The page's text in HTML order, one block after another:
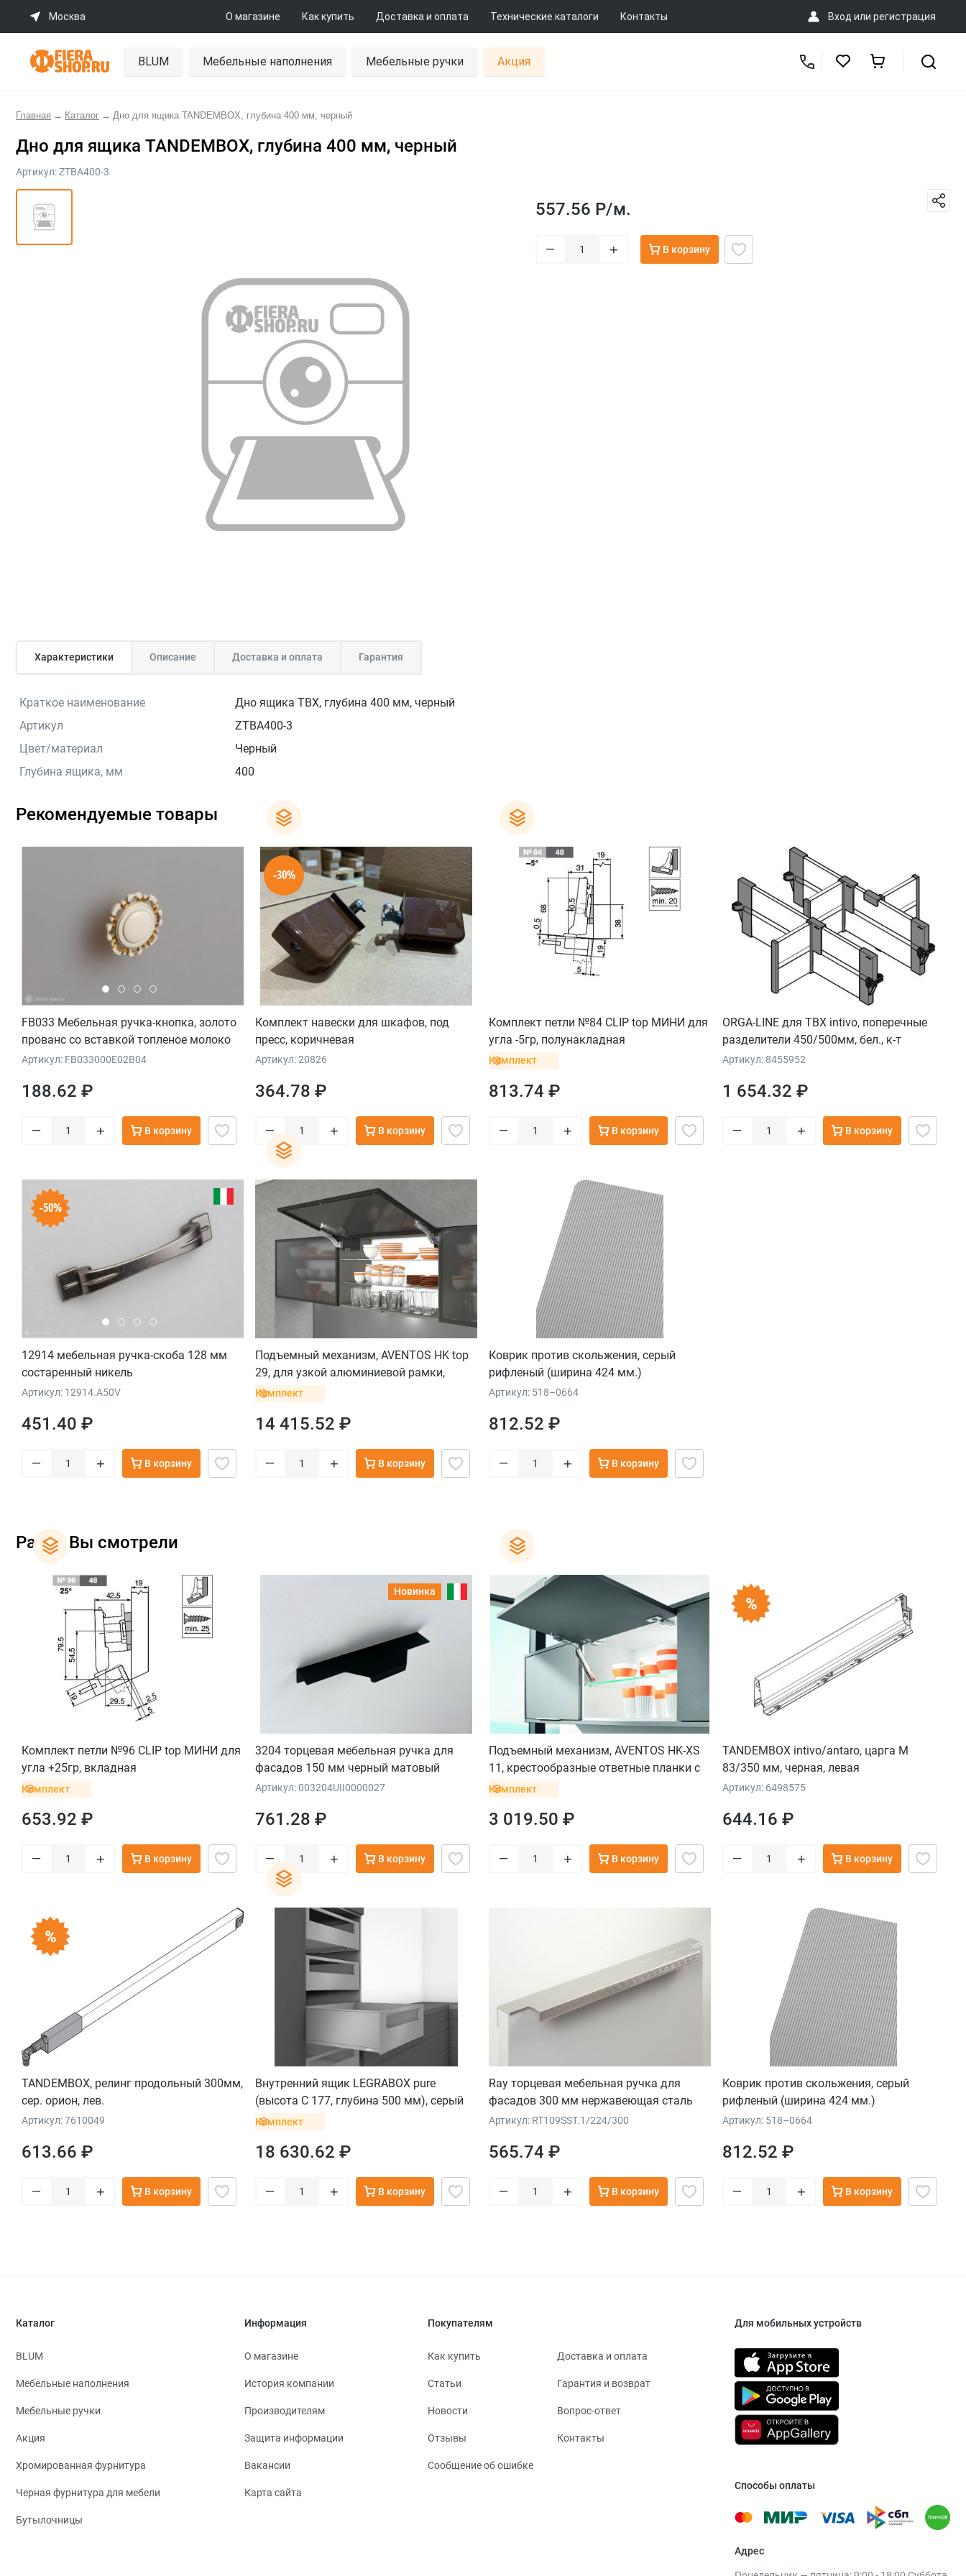
Москва О магазине Как купить Доставка и оплата Технические каталоги Контакты Вход или регистрация
BLUM Мебельные наполнения Мебельные ручки Акция
Главная → Каталог → Дно для ящика TANDEMBOX, глубина 400 мм, черный
Дно для ящика TANDEMBOX, глубина 400 мм, черный
Артикул:ZTBA400-3
557.56 Р/м.
– + В корзину
Характеристики Описание Доставка и оплата Гарантия
Краткое наименование
Дно ящика TBX, глубина 400 мм, черный
Артикул
ZTBA400-3
Цвет/материал
Черный
Глубина ящика, мм
400
Рекомендуемые товары
FB033 Мебельная ручка-кнопка, золото
прованс со вставкой топленое молоко
Артикул: FB033000E02B04
188.62 ₽
– + В корзину
-30%
Комплект навески для шкафов, под
пресс, коричневая
Артикул: 20826
364.78 ₽
– + В корзину
Комплект петли №84 CLIP top МИНИ для
угла -5гр, полунакладная
Комплект
813.74 ₽
– + В корзину
ORGA-LINE для TBX intivo, поперечные
разделители 450/500мм, бел., к-т
Артикул: 8455952
1 654.32 ₽
– + В корзину
-50%
12914 мебельная ручка-скоба 128 мм
состаренный никель
Артикул: 12914.A50V
451.40 ₽
– + В корзину
Подъемный механизм, AVENTOS HK top
29, для узкой алюминиевой рамки,
темно-серый, евровинт
Комплект
14 415.52 ₽
– + В корзину
Коврик против скольжения, серый
рифленый (ширина 424 мм.)
Артикул: 518–0664
812.52 ₽
– + В корзину
Ранее Вы смотрели
Комплект петли №96 CLIP top МИНИ для
угла +25гр, вкладная
Комплект
653.92 ₽
– + В корзину
Новинка
3204 торцевая мебельная ручка для
фасадов 150 мм черный матовый
Артикул: 003204UII0000027
761.28 ₽
– + В корзину
Подъемный механизм, AVENTOS HK-XS
11, крестообразные ответные планки с
винтом
Комплект
3 019.50 ₽
– + В корзину
TANDEMBOX intivo/antaro, царга M
83/350 мм, черная, левая
Артикул: 6498575
644.16 ₽
– + В корзину
TANDEMBOX, релинг продольный 300мм,
сер. орион, лев.
Артикул: 7610049
613.66 ₽
– + В корзину
Внутренний ящик LEGRABOX pure
(высота C 177, глубина 500 мм), серый
орион
Комплект
18 630.62 ₽
– + В корзину
Ray торцевая мебельная ручка для
фасадов 300 мм нержавеющая сталь
Артикул: RT109SST.1/224/300
565.74 ₽
– + В корзину
Коврик против скольжения, серый
рифленый (ширина 424 мм.)
Артикул: 518–0664
812.52 ₽
– + В корзину
Каталог
BLUM
Мебельные наполнения
Мебельные ручки
Акция
Хромированная фурнитура
Черная фурнитура для мебели
Бутылочницы
Информация
О магазине
История компании
Производителям
Защита информации
Вакансии
Карта сайта
Покупателям
Как купить Доставка и оплата
Статьи Гарантия и возврат
Новости Вопрос-ответ
Отзывы Контакты
Сообщение об ошибке
Для мобильных устройств
Способы оплаты
Адрес